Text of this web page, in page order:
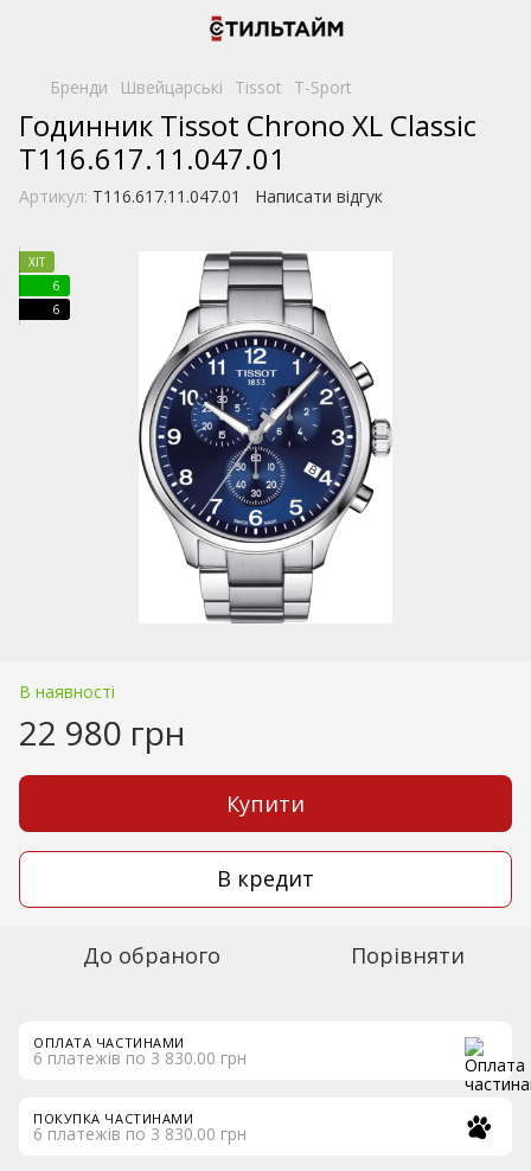
Бренди Швейцарські Tissot T-Sport
Годинник Tissot Chrono XL Classic
T116.617.11.047.01
Артикул: T116.617.11.047.01 Написати відгук
ХІТ
6
6
В наявності
22 980 грн
Купити
В кредит
До обраного Порівняти
ОПЛАТА ЧАСТИНАМИ
6 платежів по 3 830.00 грн
ПОКУПКА ЧАСТИНАМИ
6 платежів по 3 830.00 грн